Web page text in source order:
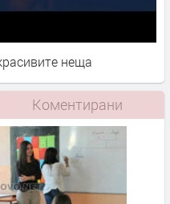
неща
Коментирани